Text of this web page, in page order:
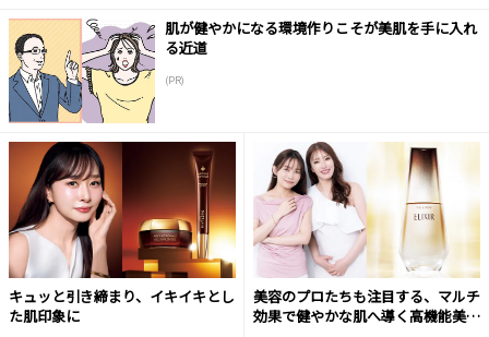
肌が健やかになる環境作りこそが美肌を手に入れ
る近道
(PR)
キュッと引き締まり、イキイキとし
た肌印象に
美容のプロたちも注目する、マルチ
効果で健やかな肌へ導く高機能美容